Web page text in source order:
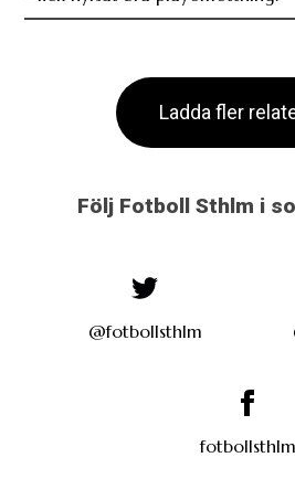
Ladda fler
Följ Fotboll Sthlm i
@fotbollsthlm
fotbollsthlm